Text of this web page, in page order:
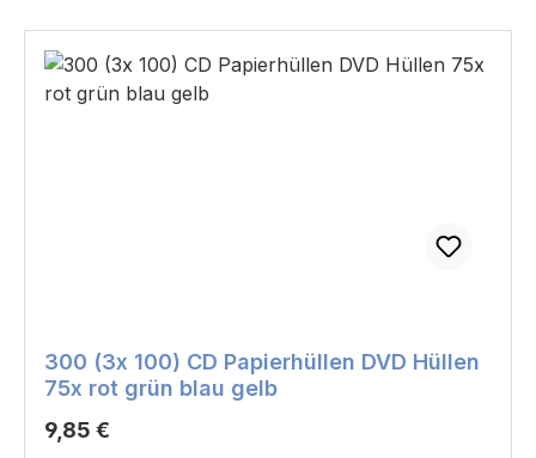
300 (3x 100) CD Papierhüllen DVD Hüllen
75x rot grün blau gelb
Regulärer Preis:
9,85 €